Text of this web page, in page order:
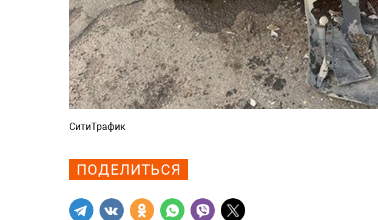
СитиТрафик
ПОДЕЛИТЬСЯ